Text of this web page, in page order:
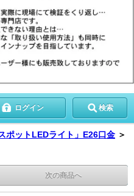
ログイン 検索
ポットLEDライト」E26口金 ＞
次の商品へ